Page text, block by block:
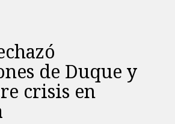
de Duque y
crisis en